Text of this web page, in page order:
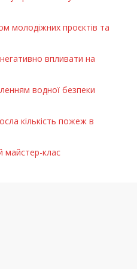
молодіжних проєктів та
впливати на
водної безпеки
кількість пожеж в
майстер-клас